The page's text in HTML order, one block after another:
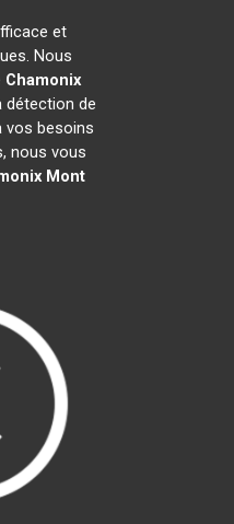
et
Nous
Chamonix
détection de
vos besoins
nous vous
Mont